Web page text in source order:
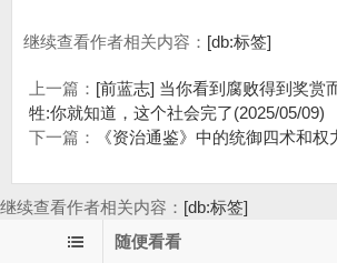
继续查看作者相关内容： [db:标签]
上一篇： [前蓝志] 当你看到腐败得到奖赏
牲:你就知道，这个社会完了(2025/05/09)
下一篇：
《资治通鉴》中的统御四术和权
继续查看作者相关内容： [db:标签]
随便看看